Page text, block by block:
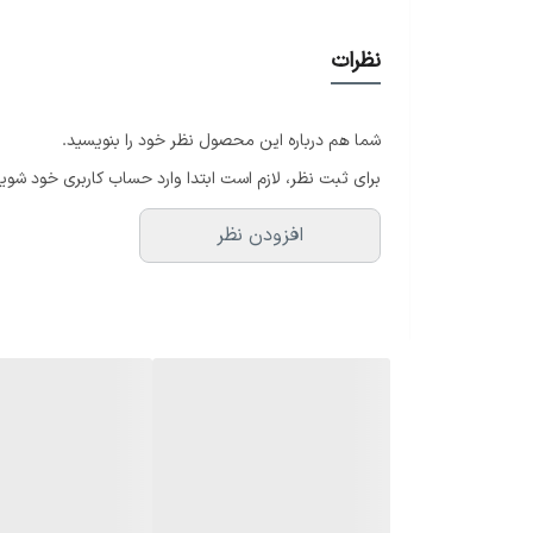
مدل FP112A
نظرات
شما هم درباره این محصول نظر خود را بنویسید.
برای ثبت نظر، لازم است ابتدا وارد حساب کاربری خود
افزودن نظر